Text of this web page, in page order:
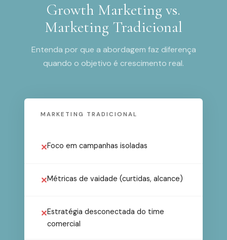
Growth Marketing vs.
Marketing Tradicional
Entenda por que a abordagem faz diferença
quando o objetivo é crescimento real.
MARKETING TRADICIONAL
✕Foco em campanhas isoladas
✕Métricas de vaidade (curtidas, alcance)
✕Estratégia desconectada do time
comercial